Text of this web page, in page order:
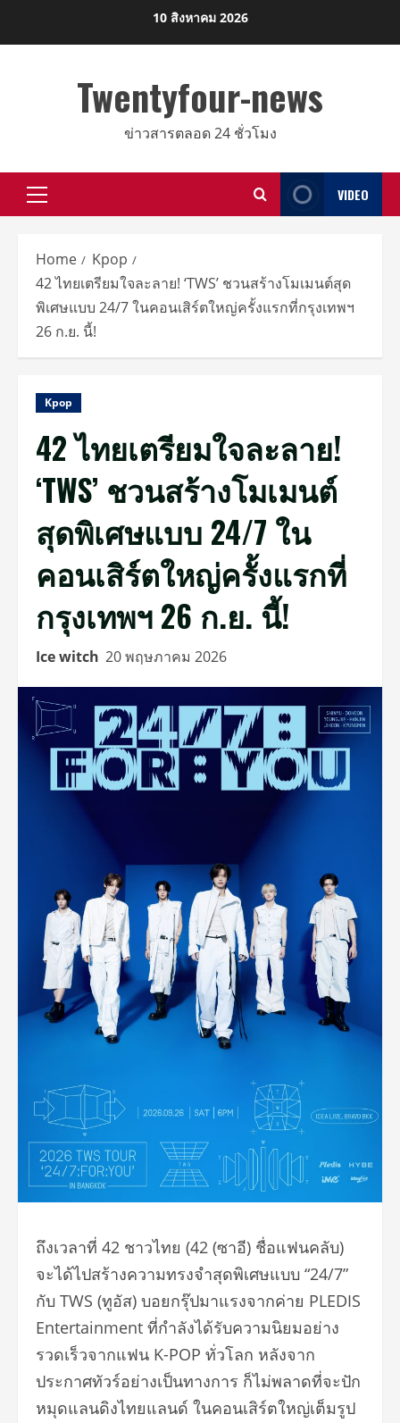
10 สิงหาคม 2026
Twentyfour-news
ข่าวสารตลอด 24 ชั่วโมง
Primary
VIDEO
Home
Kpop
42 ไทยเตรียมใจละลาย! ‘TWS’ ชวนสร้างโมเมนต์สุด
พิเศษแบบ 24/7 ในคอนเสิร์ตใหญ่ครั้งแรกที่กรุงเทพฯ
26 ก.ย. นี้!
Kpop
42 ไทยเตรียมใจละลาย!
‘TWS’ ชวนสร้างโมเมนต์
สุดพิเศษแบบ 24/7 ใน
คอนเสิร์ตใหญ่ครั้งแรกที่
กรุงเทพฯ 26 ก.ย. นี้!
Ice witch 20 พฤษภาคม 2026
ถึงเวลาที่ 42 ชาวไทย (42 (ซาอี) ชื่อแฟนคลับ)
จะได้ไปสร้างความทรงจำสุดพิเศษแบบ “24/7”
กับ TWS (ทูอัส) บอยกรุ๊ปมาแรงจากค่าย PLEDIS
Entertainment ที่กำลังได้รับความนิยมอย่าง
รวดเร็วจากแฟน K-POP ทั่วโลก หลังจาก
ประกาศทัวร์อย่างเป็นทางการ ก็ไม่พลาดที่จะปัก
หมุดแลนดิงไทยแลนด์ ในคอนเสิร์ตใหญ่เต็มรูป